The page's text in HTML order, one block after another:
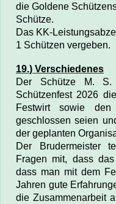
die Goldene
Schütze.
Das KK-
1 Schützen vergeben.
19.) Verschiedenes
Der Schütze M.
Schützenfest 2026
Festwirt sowie den
geschlossen seien
der geplanten
Der Brudermeister
Fragen mit, dass
dass man mit dem
Jahren gute
die Zusammenarbeit